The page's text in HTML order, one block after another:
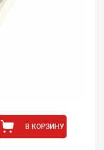
В КОРЗИНУ